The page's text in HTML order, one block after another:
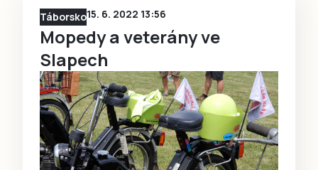
Táborsko15. 6. 2022 13:56
Mopedy a veterány ve
Slapech